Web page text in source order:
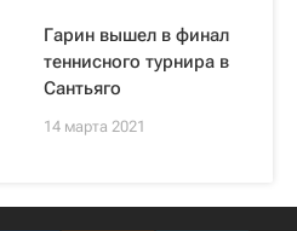
Гарин вышел в финал
теннисного турнира в
Сантьяго
14 марта 2021